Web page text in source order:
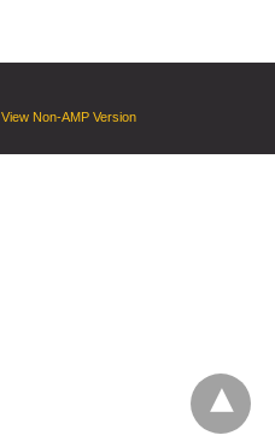
View Non-AMP Version